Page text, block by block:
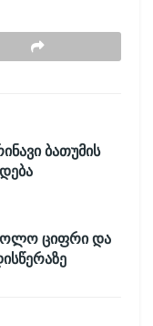
ბათუმის
ბოლო ციფრი და